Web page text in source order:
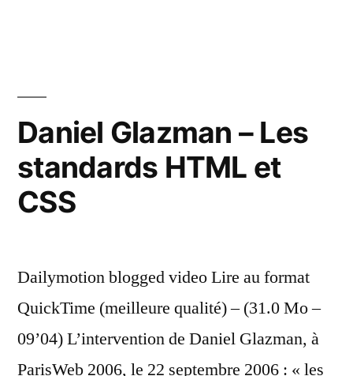
Daniel Glazman – Les
standards HTML et
CSS
Dailymotion blogged video Lire au format
QuickTime (meilleure qualité) – (31.0 Mo –
09’04) L’intervention de Daniel Glazman, à
ParisWeb 2006, le 22 septembre 2006 : « les